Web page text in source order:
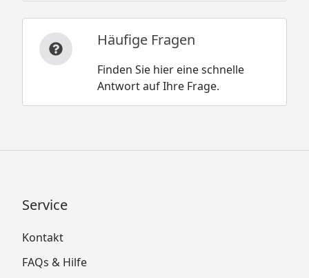
Häufige Fragen
Finden Sie hier eine schnelle
Antwort auf Ihre Frage.
Service
Kontakt
FAQs & Hilfe